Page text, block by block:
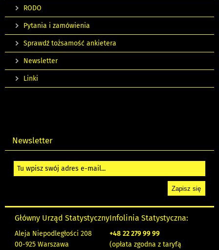
RODO
Pytania i zamówienia
Sprawdź tożsamość ankietera
Newsletter
Linki
Newsletter
Główny Urząd Statystyczny
Aleja Niepodległości 208
00-925 Warszawa
Infolinia Statystyczna:
+48 22 279 99 99
(opłata zgodna z taryfą